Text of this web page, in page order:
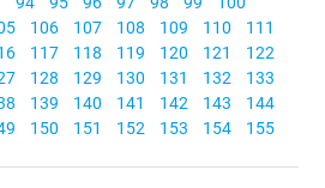
106 107 108 109 110
111
117 118 119 120 121
122
128 129 130 131 132
133
139 140 141 142 143
144
150 151 152 153 154
155